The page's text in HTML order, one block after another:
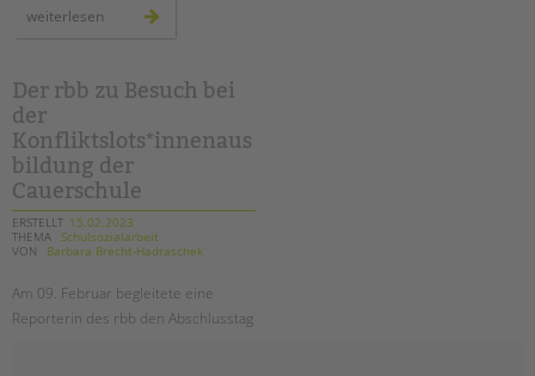
Magazin
KONTAKT
Impressum
Datenschutz
Hinweisgebersystem
Intranet
weiterlesen
thomas
mengeringhaus
der
kita
zak
Der rbb zu Besuch bei
der
Konfliktslots*innenaus
bildung der
Cauerschule
ERSTELLT 15.02.2023
THEMA Schulsozialarbeit
VON
Barbara Brecht-Hadraschek
Am 09. Februar begleitete eine
Reporterin des rbb den Abschlusstag